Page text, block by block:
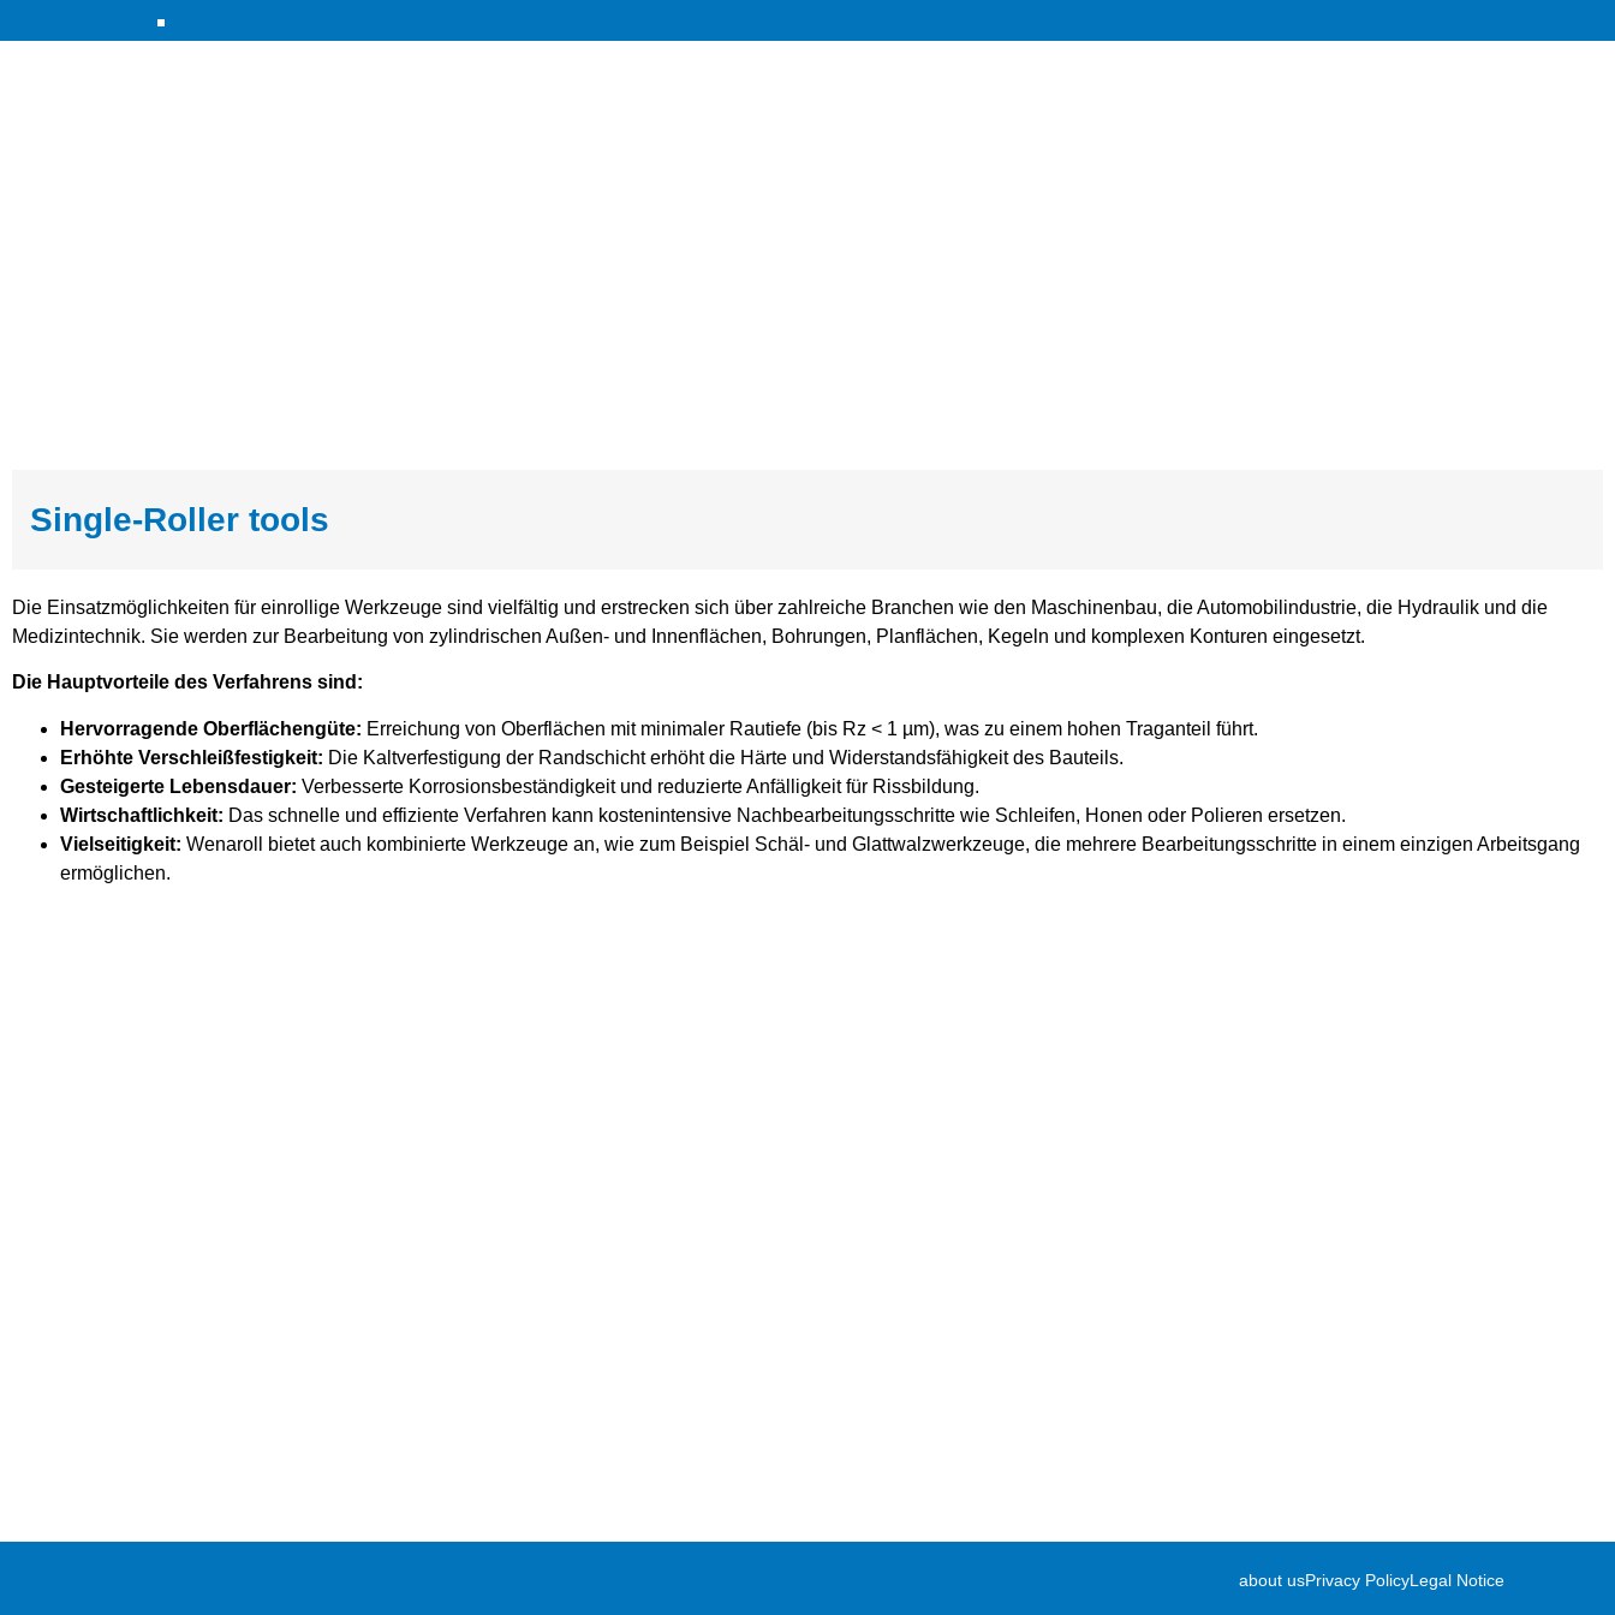
Single-Roller tools
Die Einsatzmöglichkeiten für einrollige Werkzeuge sind vielfältig und erstrecken sich über zahlreiche Branchen wie den Maschinenbau, die Automobilindustrie, die Hydraulik und die
Medizintechnik. Sie werden zur Bearbeitung von zylindrischen Außen- und Innenflächen, Bohrungen, Planflächen, Kegeln und komplexen Konturen eingesetzt.
Die Hauptvorteile des Verfahrens sind:
Hervorragende Oberflächengüte: Erreichung von Oberflächen mit minimaler Rautiefe (bis Rz < 1 µm), was zu einem hohen Traganteil führt.
Erhöhte Verschleißfestigkeit: Die Kaltverfestigung der Randschicht erhöht die Härte und Widerstandsfähigkeit des Bauteils.
Gesteigerte Lebensdauer: Verbesserte Korrosionsbeständigkeit und reduzierte Anfälligkeit für Rissbildung.
Wirtschaftlichkeit: Das schnelle und effiziente Verfahren kann kostenintensive Nachbearbeitungsschritte wie Schleifen, Honen oder Polieren ersetzen.
Vielseitigkeit: Wenaroll bietet auch kombinierte Werkzeuge an, wie zum Beispiel Schäl- und Glattwalzwerkzeuge, die mehrere Bearbeitungsschritte in einem einzigen Arbeitsgang
ermöglichen.
about usPrivacy PolicyLegal Notice